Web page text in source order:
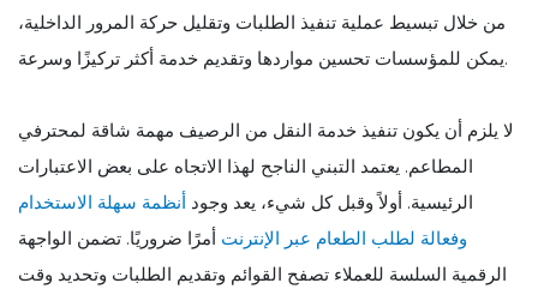
من خلال تبسيط عملية تنفيذ الطلبات وتقليل حركة المرور الداخلية،
يمكن للمؤسسات تحسين مواردها وتقديم خدمة أكثر تركيزًا وسرعة.
لا يلزم أن يكون تنفيذ خدمة النقل من الرصيف مهمة شاقة لمحترفي
المطاعم. يعتمد التبني الناجح لهذا الاتجاه على بعض الاعتبارات
الرئيسية. أولاً وقبل كل شيء، يعد وجود أنظمة سهلة الاستخدام
وفعالة لطلب الطعام عبر الإنترنت أمرًا ضروريًا. تضمن الواجهة
الرقمية السلسة للعملاء تصفح القوائم وتقديم الطلبات وتحديد وقت